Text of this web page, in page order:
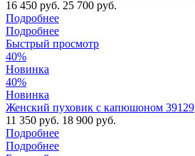
16 450 руб. 25 700 руб.
Подробнее
Подробнее
Быстрый просмотр
40%
Новинка
40%
Новинка
Женский пуховик с капюшоном 39129
11 350 руб. 18 900 руб.
Подробнее
Подробнее